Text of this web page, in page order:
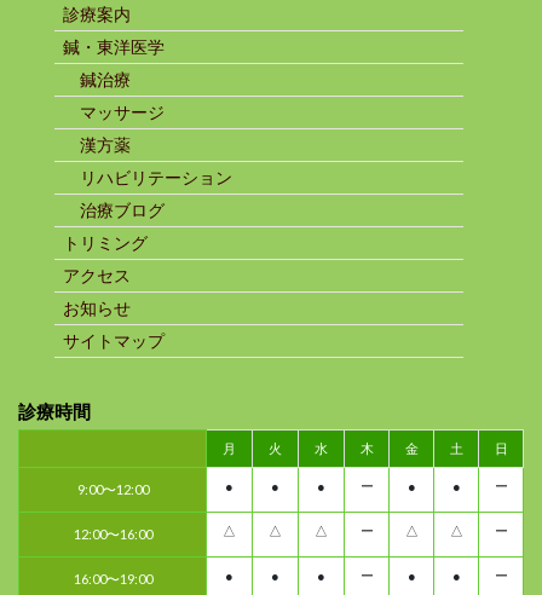
診療案内
鍼・東洋医学
鍼治療
マッサージ
漢方薬
リハビリテーション
治療ブログ
トリミング
アクセス
お知らせ
サイトマップ
診療時間
月 火 水 木 金 土 日
9:00〜12:00 ● ● ● ー ● ● ー
12:00〜16:00 △ △ △ ー △ △ ー
16:00〜19:00 ● ● ● ー ● ● ー